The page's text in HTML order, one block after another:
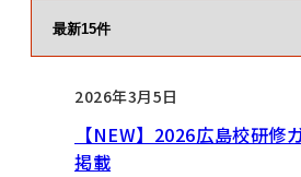
2026年3月5日
【NEW】2026広島校研修
掲載